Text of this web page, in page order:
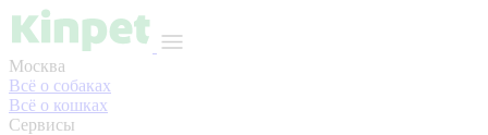
Москва
Всё о собаках
Всё о кошках
Сервисы